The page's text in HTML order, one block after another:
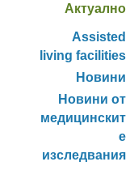
Актуално
Assisted
living facilities
Новини
Новини от
медицинскит
е
изследвания